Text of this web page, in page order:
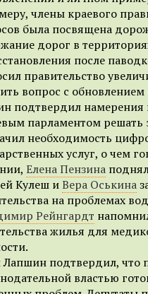
члены краевого
была посвящена
дорог в
после
правительство
вопрос с
подтвердил намерения
парламентом решать
необходимость
услуг, о чем
Елена Пензина
Кулеш иВера Оськина
на проблемах
Рейнгардт
жилья для
подтвердил, что
властью